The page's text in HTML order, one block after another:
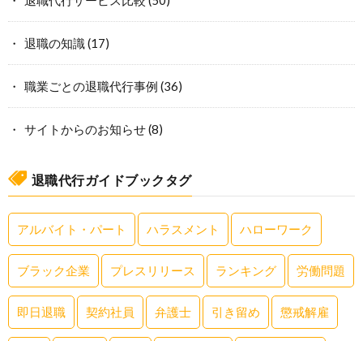
退職の知識(17)
職業ごとの退職代行事例 (36)
サイトからのお知らせ(8)
退職代行ガイドブックタグ
アルバイト・パート ハラスメント ハローワーク
ブラック企業 プレスリリース ランキング 労働問題
即日退職 契約社員 弁護士 引き留め 懲戒解雇